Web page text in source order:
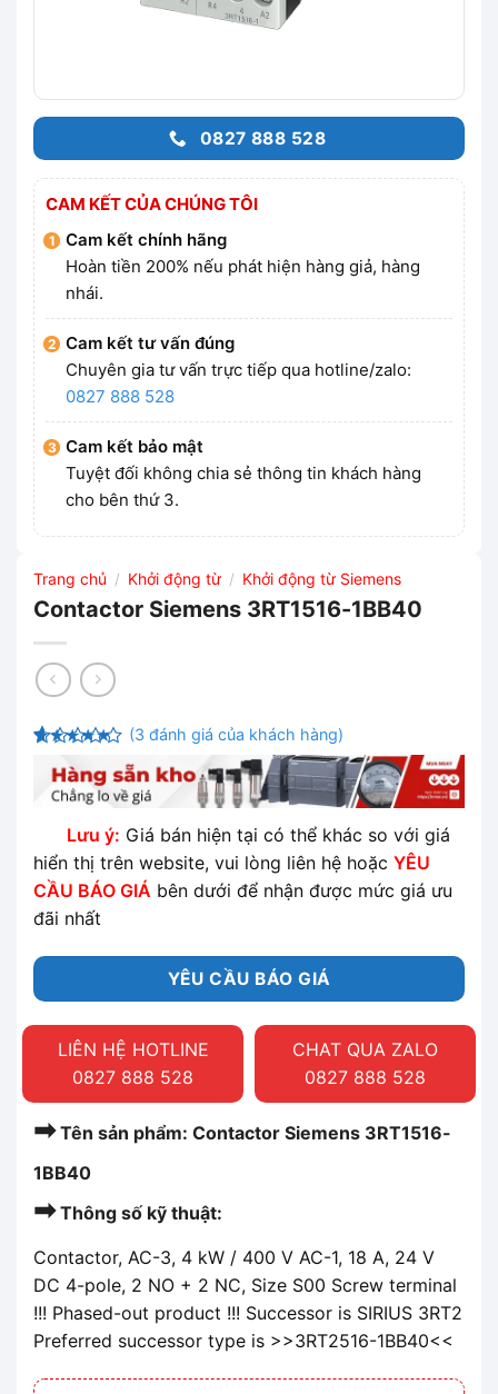
0827 888 528
CAM KẾT CỦA CHÚNG TÔI
Cam kết chính hãng
Hoàn tiền 200% nếu phát hiện hàng giả, hàng
nhái.
Cam kết tư vấn đúng
Chuyên gia tư vấn trực tiếp qua hotline/zalo:
0827 888 528
Cam kết bảo mật
Tuyệt đối không chia sẻ thông tin khách hàng
cho bên thứ 3.
Trang chủ / Khởi động từ / Khởi động từ Siemens
Contactor Siemens 3RT1516-1BB40
4.33trên
5 dựa
trênđánh
(3 đánh giá của khách hàng)
Lưu ý: Giá bán hiện tại có thể khác so với giá
hiển thị trên website, vui lòng liên hệ hoặc YÊU
CẦU BÁO GIÁ bên dưới để nhận được mức giá ưu
đãi nhất
YÊU CẦU BÁO GIÁ
LIÊN HỆ HOTLINE
0827 888 528
CHAT QUA ZALO
0827 888 528
➡Tên sản phẩm: Contactor Siemens 3RT1516-
1BB40
➡Thông số kỹ thuật:
Contactor, AC-3, 4 kW / 400 V AC-1, 18 A, 24 V
DC 4-pole, 2 NO + 2 NC, Size S00 Screw terminal
!!! Phased-out product !!! Successor is SIRIUS 3RT2
Preferred successor type is >>3RT2516-1BB40<<